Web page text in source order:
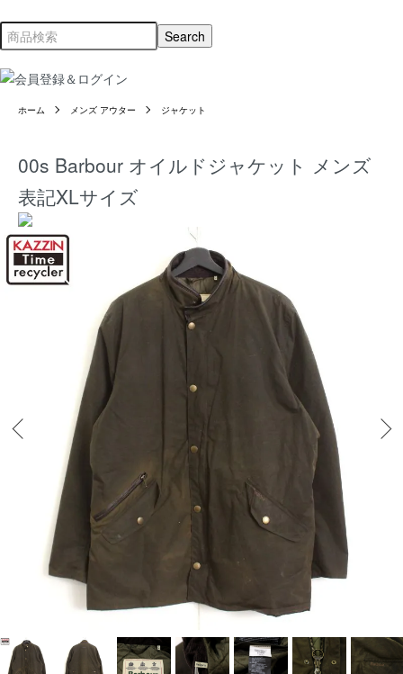
ホーム メンズ アウター ジャケット
00s Barbour オイルドジャケット メンズ
表記XLサイズ